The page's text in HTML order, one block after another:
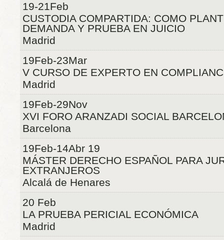
19-21Feb
CUSTODIA COMPARTIDA: COMO
DEMANDA Y PRUEBA EN JUICIO
Madrid
19Feb-23Mar
V CURSO DE EXPERTO EN
Madrid
19Feb-29Nov
XVI FORO ARANZADI SOCIAL
Barcelona
19Feb-14Abr 19
MÁSTER DERECHO ESPAÑOL PARA
EXTRANJEROS
Alcalá de Henares
20 Feb
LA PRUEBA PERICIAL ECONÓMICA
Madrid